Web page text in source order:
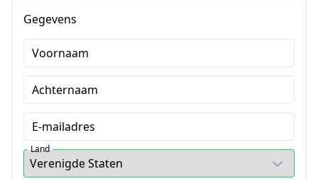
Gegevens
Voornaam
Achternaam
E-mailadres
Land